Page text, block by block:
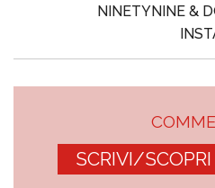
NINETYNINE &
SCRIVI/